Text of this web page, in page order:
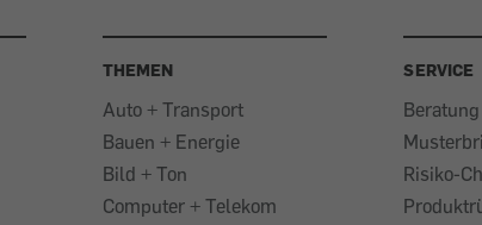
THEMEN
Auto + Transport
Bauen + Energie
Bild + Ton
Computer + Telekom
SERVICE
Beratung
Risiko-